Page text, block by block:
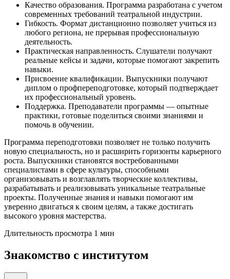
Качество образования. Программа разработана с учетом
современных требований театральной индустрии.
Гибкость. Формат дистанционно позволяет учиться из
любого региона, не прерывая профессиональную
деятельность.
Практическая направленность. Слушатели получают
реальные кейсы и задачи, которые помогают закрепить
навыки.
Присвоение квалификации. Выпускники получают
диплом о профпереподготовке, который подтверждает
их профессиональный уровень.
Поддержка. Преподаватели программы — опытные
практики, готовые поделиться своими знаниями и
помочь в обучении.
Программа переподготовки позволяет не только получить
новую специальность, но и расширить горизонты карьерного
роста. Выпускники становятся востребованными
специалистами в сфере культуры, способными
организовывать и возглавлять творческие коллективы,
разрабатывать и реализовывать уникальные театральные
проекты. Полученные знания и навыки помогают им
уверенно двигаться к своим целям, а также достигать
высокого уровня мастерства.
Длительность просмотра 1 мин
Знакомство с институтом